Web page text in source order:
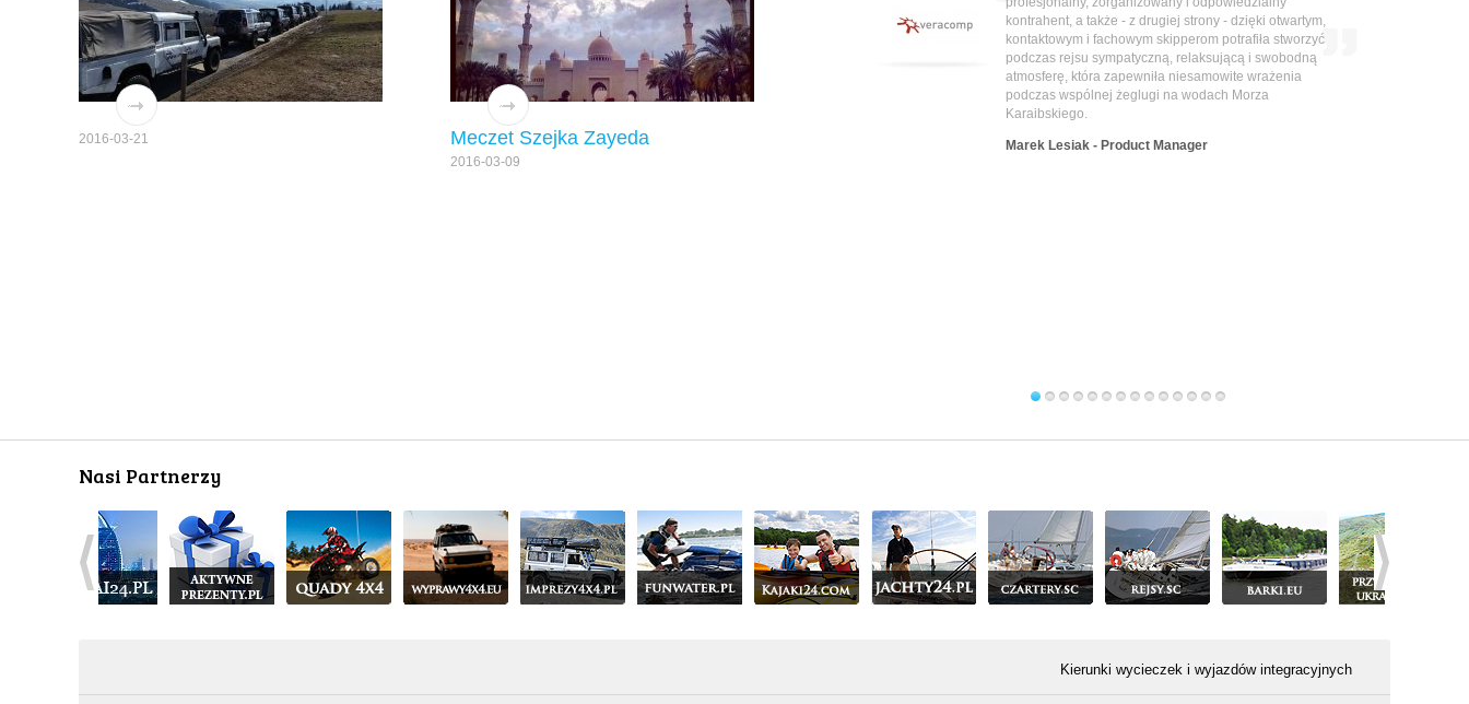
2016-03-21 Meczet Szejka Zayeda
2016-03-09
kontrahent, a także - z drugiej strony - dzięki otwartym,
kontaktowym i fachowym skipperom potrafiła stworzyć
podczas rejsu sympatyczną, relaksującą i swobodną
atmosferę, która zapewniła niesamowite wrażenia
podczas wspólnej żeglugi na wodach Morza
Karaibskiego.
Marek Lesiak - Product Manager
Nasi Partnerzy
Kierunki wycieczek i wyjazdów integracyjnych